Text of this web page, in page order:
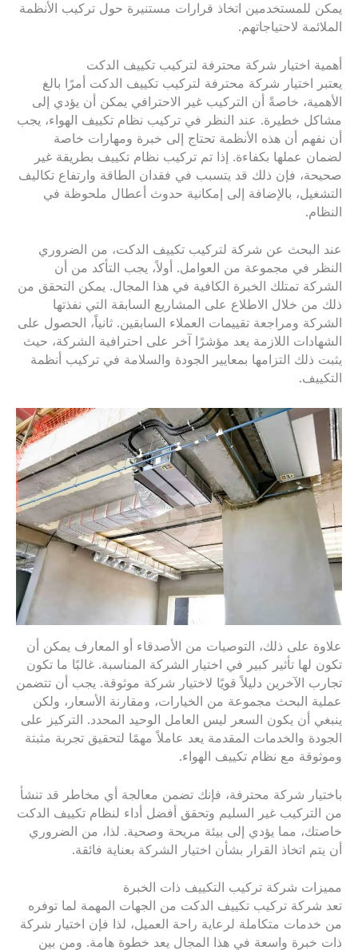
يمكن للمستخدمين اتخاذ قرارات مستنيرة حول تركيب الأنظمة
الملائمة لاحتياجاتهم.
أهمية اختيار شركة محترفة لتركيب تكييف الدكت
يعتبر اختيار شركة محترفة لتركيب تكييف الدكت أمرًا بالغ
الأهمية، خاصةً أن التركيب غير الاحترافي يمكن أن يؤدي إلى
مشاكل خطيرة. عند النظر في تركيب نظام تكييف الهواء، يجب
أن نفهم أن هذه الأنظمة تحتاج إلى خبرة ومهارات خاصة
لضمان عملها بكفاءة. إذا تم تركيب نظام تكييف بطريقة غير
صحيحة، فإن ذلك قد يتسبب في فقدان الطاقة وارتفاع تكاليف
التشغيل، بالإضافة إلى إمكانية حدوث أعطال ملحوظة في
النظام.
عند البحث عن شركة لتركيب تكييف الدكت، من الضروري
النظر في مجموعة من العوامل. أولاً، يجب التأكد من أن
الشركة تمتلك الخبرة الكافية في هذا المجال. يمكن التحقق من
ذلك من خلال الاطلاع على المشاريع السابقة التي نفذتها
الشركة ومراجعة تقييمات العملاء السابقين. ثانياً، الحصول على
الشهادات اللازمة يعد مؤشرًا آخر على احترافية الشركة، حيث
يثبت ذلك التزامها بمعايير الجودة والسلامة في تركيب أنظمة
التكييف.
علاوة على ذلك، التوصيات من الأصدقاء أو المعارف يمكن أن
تكون لها تأثير كبير في اختيار الشركة المناسبة. غالبًا ما تكون
تجارب الآخرين دليلاً قويًا لاختيار شركة موثوقة. يجب أن تتضمن
عملية البحث مجموعة من الخيارات، ومقارنة الأسعار، ولكن
ينبغي أن يكون السعر ليس العامل الوحيد المحدد. التركيز على
الجودة والخدمات المقدمة يعد عاملاً مهمًا لتحقيق تجربة مثبتة
وموثوقة مع نظام تكييف الهواء.
باختيار شركة محترفة، فإنك تضمن معالجة أي مخاطر قد تنشأ
من التركيب غير السليم وتحقق أفضل أداء لنظام تكييف الدكت
خاصتك، مما يؤدي إلى بيئة مريحة وصحية. لذا، من الضروري
أن يتم اتخاذ القرار بشأن اختيار الشركة بعناية فائقة.
مميزات شركة تركيب التكييف ذات الخبرة
تعد شركة تركيب تكييف الدكت من الجهات المهمة لما توفره
من خدمات متكاملة لرعاية راحة العميل، لذا فإن اختيار شركة
ذات خبرة واسعة في هذا المجال يعد خطوة هامة. ومن بين